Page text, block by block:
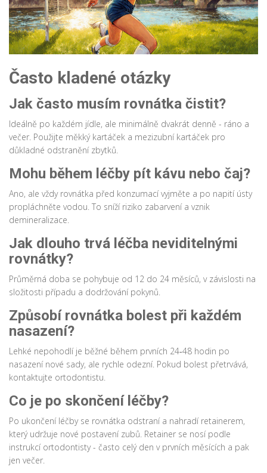
Často kladené otázky
Jak často musím rovnátka čistit?
Ideálně po každém jídle, ale minimálně dvakrát denně - ráno a
večer. Použijte měkký kartáček a mezizubní kartáček pro
důkladné odstranění zbytků.
Mohu během léčby pít kávu nebo čaj?
Ano, ale vždy rovnátka před konzumací vyjměte a po napití ústy
propláchněte vodou. To sníží riziko zabarvení a vznik
demineralizace.
Jak dlouho trvá léčba neviditelnými
rovnátky?
Průměrná doba se pohybuje od 12 do 24 měsíců, v závislosti na
složitosti případu a dodržování pokynů.
Způsobí rovnátka bolest při každém
nasazení?
Lehké nepohodlí je běžné během prvních 24‑48 hodin po
nasazení nové sady, ale rychle odezní. Pokud bolest přetrvává,
kontaktujte ortodontistu.
Co je po skončení léčby?
Po ukončení léčby se rovnátka odstraní a nahradí retainerem,
který udržuje nové postavení zubů. Retainer se nosí podle
instrukcí ortodontisty - často celý den v prvních měsících a pak
jen večer.